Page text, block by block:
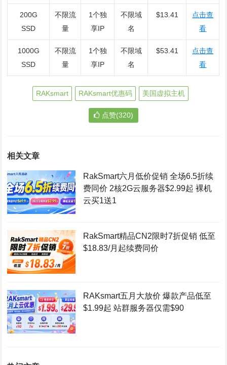
200G
SSD
不限流
量
1个独
享IP
不限域
名
$13.41
点击查
看
1000G
SSD
不限流
量
1个独
享IP
不限域
名
$53.41
点击查
看
RAKsmart RAKsmart优惠码 美国虚拟主机
点赞(320)
相关文章
RakSmart六月低价促销 全场6.5折续
费同价 2核2G云服务器$2.99起 裸机
云买1送1
RakSmart精品CN2限时7折促销 低至
$18.83/月起续费同价
RAKsmart五月大放价 爆款产品低至
$1.99起 站群服务器仅需$90